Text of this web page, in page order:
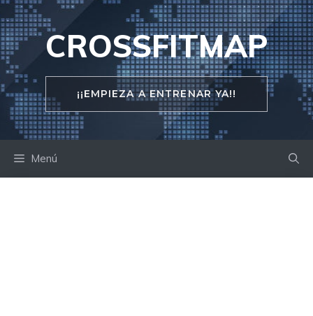
Saltar
al
contenidoCROSSFITMAP
¡¡EMPIEZA A ENTRENAR YA!!
Menú